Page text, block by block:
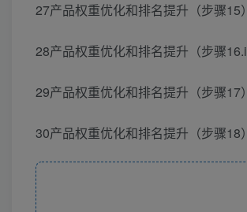
27产品权重优化和排名提升（步骤15）
28产品权重优化和排名提升（步骤16.i
29产品权重优化和排名提升（步骤17）
30产品权重优化和排名提升（步骤18）